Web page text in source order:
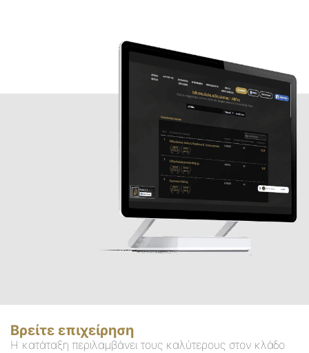
Βρείτε επιχείρηση
Η κατάταξη περιλαμβάνει τους καλύτερους στον κλάδο